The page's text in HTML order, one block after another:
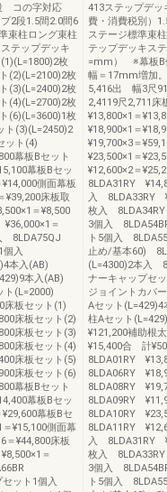
コの字対応
2段1.5間2.0間6
束柱ロング束柱
テップデッキ
枚
(2)(L=2100)2枚
(3)(L=2400)2枚
(4)(L=2700)2枚
(6)(L=3600)1枚
ト(3)(L=2450)2
ット(4)
幕板Bセット
幕板Bセッ
側面幕板
床板取
＝¥8,500
＝
8LDA75QJ
1個入
本入(AB)
本入(AB)
ト(L=2000)
板セット(1)
床板セット(2)
床板セット(3)
床板セット(4)
床板セット(5)
床板セット(6)
幕板Bセット
幕板Bセッ
幕板Bセ
¥15,100側面幕
¥44,800床板
＝
セット1個入
413ステップデ
費・消費税別）
ステージ標準束
テップデッキス
=mm） ※幕板B
幅＝17mm増加
5,416出 幅3尺
2,4119尺2,711
¥13,800×1＝
¥18,900×1＝
¥19,700×3＝
¥23,500×1＝
¥12,600×2＝
8LDA31RY
入 8LDA33RY
枚入 8LDA34RY
3個入
ト5個入
止め/基本60)
(L=4300)2本入
ナーキャップセ
ジョイントカバ
Aセット
柱Aセット
¥121,200補助根
¥15,400合 計
8LDA01RY
8LDA06RY
8LDA08RY
8LDA09RY
8LDA10RY
8LDA11RY
入 8LDA31RY
枚入 8LDA33RY
3個入
ト5個入